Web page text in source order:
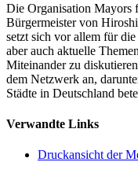
Die Organisation Mayors
Bürgermeister von
setzt sich vor allem für
aber auch aktuelle
Miteinander zu
dem Netzwerk an,
Städte in Deutschland
Verwandte Links
Druckansicht der